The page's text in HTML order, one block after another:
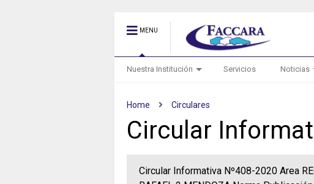
MENU
Nuestra Institución Servicios Noticias
Home Circulares
Circular
Circular Informativa Nº408-2020 Area